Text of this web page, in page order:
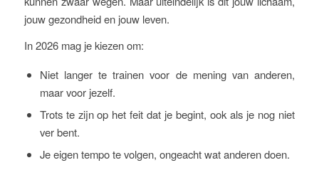
jouw gezondheid en jouw leven.
In 2026 mag je kiezen om:
Niet langer te trainen voor de mening van anderen,
maar voor jezelf.
Trots te zijn op het feit dat je begint, ook als je nog niet
ver bent.
Je eigen tempo te volgen, ongeacht wat anderen doen.